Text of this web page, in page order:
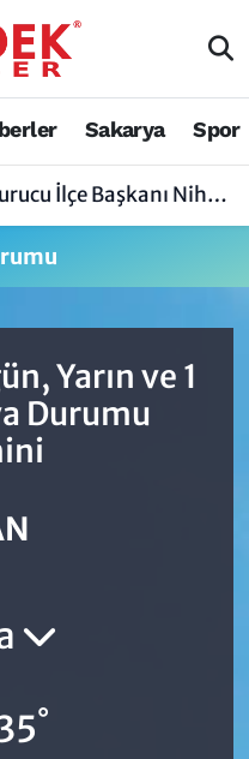
Sakarya Spor
Nihat Bayraktar Oldu
Yarın ve 1
Durumu
°
Haritası